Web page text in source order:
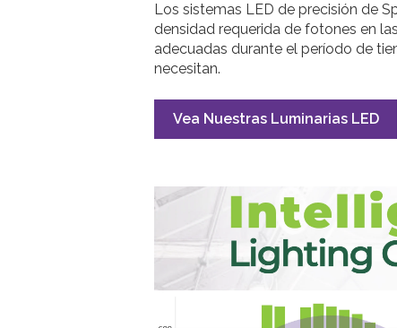
Los sistemas LED de precisión de
densidad requerida de fotones en
adecuadas durante el período de
necesitan.
Vea Nuestras Luminarias LED